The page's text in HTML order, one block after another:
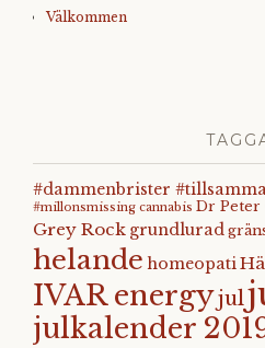
Välkommen
#dammenbrister
#millonsmissing cannabis Dr Peter
Grey Rock grundlurad
helande homeopati
IVAR energyjul
julkalender